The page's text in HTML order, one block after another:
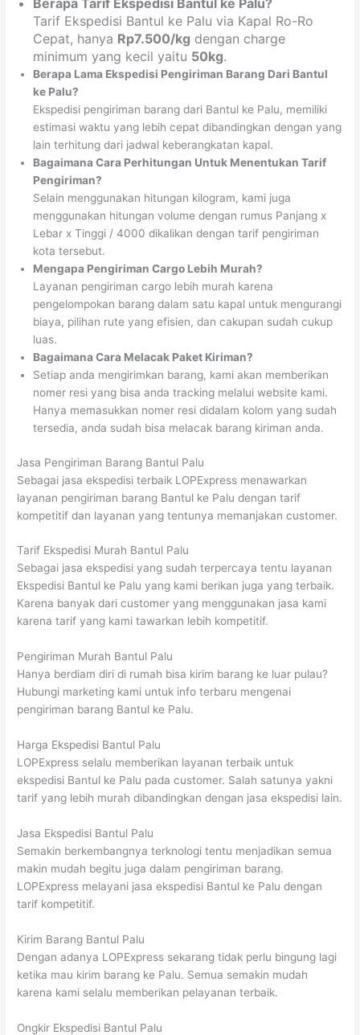
Berapa Tarif Ekspedisi Bantul ke Palu?
Tarif Ekspedisi Bantul ke Palu via Kapal Ro-Ro
Cepat, hanya Rp7.500/kg dengan charge
minimum yang kecil yaitu 50kg.
Berapa Lama Ekspedisi Pengiriman Barang Dari Bantul
ke Palu?
Ekspedisi pengiriman barang dari Bantul ke Palu, memiliki
estimasi waktu yang lebih cepat dibandingkan dengan yang
lain terhitung dari jadwal keberangkatan kapal.
Bagaimana Cara Perhitungan Untuk Menentukan Tarif
Pengiriman?
Selain menggunakan hitungan kilogram, kami juga
menggunakan hitungan volume dengan rumus Panjang x
Lebar x Tinggi / 4000 dikalikan dengan tarif pengiriman
kota tersebut.
Mengapa Pengiriman Cargo Lebih Murah?
Layanan pengiriman cargo lebih murah karena
pengelompokan barang dalam satu kapal untuk mengurangi
biaya, pilihan rute yang efisien, dan cakupan sudah cukup
luas.
Bagaimana Cara Melacak Paket Kiriman?
Setiap anda mengirimkan barang, kami akan memberikan
nomer resi yang bisa anda tracking melalui website kami.
Hanya memasukkan nomer resi didalam kolom yang sudah
tersedia, anda sudah bisa melacak barang kiriman anda.
Jasa Pengiriman Barang Bantul Palu
Sebagai jasa ekspedisi terbaik LOPExpress menawarkan
layanan pengiriman barang Bantul ke Palu dengan tarif
kompetitif dan layanan yang tentunya memanjakan customer.
Tarif Ekspedisi Murah Bantul Palu
Sebagai jasa ekspedisi yang sudah terpercaya tentu layanan
Ekspedisi Bantul ke Palu yang kami berikan juga yang terbaik.
Karena banyak dari customer yang menggunakan jasa kami
karena tarif yang kami tawarkan lebih kompetitif.
Pengiriman Murah Bantul Palu
Hanya berdiam diri di rumah bisa kirim barang ke luar pulau?
Hubungi marketing kami untuk info terbaru mengenai
pengiriman barang Bantul ke Palu.
Harga Ekspedisi Bantul Palu
LOPExpress selalu memberikan layanan terbaik untuk
ekspedisi Bantul ke Palu pada customer. Salah satunya yakni
tarif yang lebih murah dibandingkan dengan jasa ekspedisi lain.
Jasa Ekspedisi Bantul Palu
Semakin berkembangnya terknologi tentu menjadikan semua
makin mudah begitu juga dalam pengiriman barang.
LOPExpress melayani jasa ekspedisi Bantul ke Palu dengan
tarif kompetitif.
Kirim Barang Bantul Palu
Dengan adanya LOPExpress sekarang tidak perlu bingung lagi
ketika mau kirim barang ke Palu. Semua semakin mudah
karena kami selalu memberikan pelayanan terbaik.
Ongkir Ekspedisi Bantul Palu